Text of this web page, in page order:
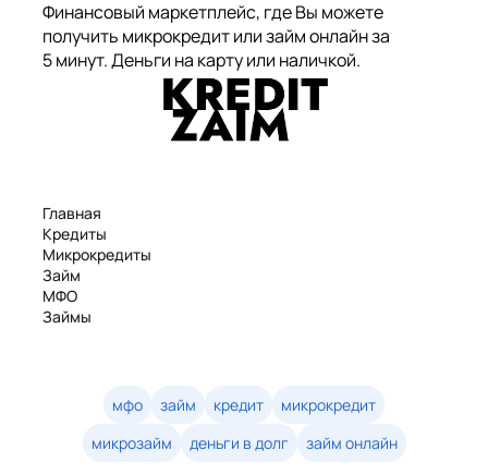
Финансовый маркетплейс, где Вы можете
получить микрокредит или займ онлайн за
5 минут. Деньги на карту или наличкой.
Главная
Кредиты
Микрокредиты
Займ
МФО
Займы
Займы онлайн
Денежные кредиты
мфо займ кредит
микрокредит
микрозайм
деньги в долг займ онлайн